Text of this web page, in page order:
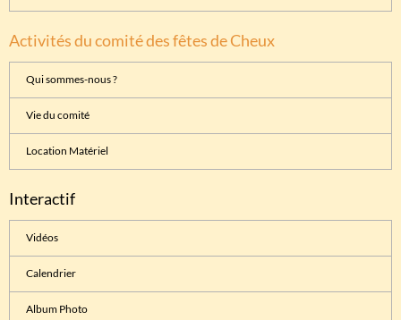
Activités du comité des fêtes de Cheux
Qui sommes-nous ?
Vie du comité
Location Matériel
Interactif
Vidéos
Calendrier
Album Photo